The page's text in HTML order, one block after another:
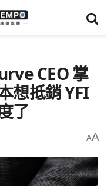
CEO 掌
想抵銷 YFI
了
AA